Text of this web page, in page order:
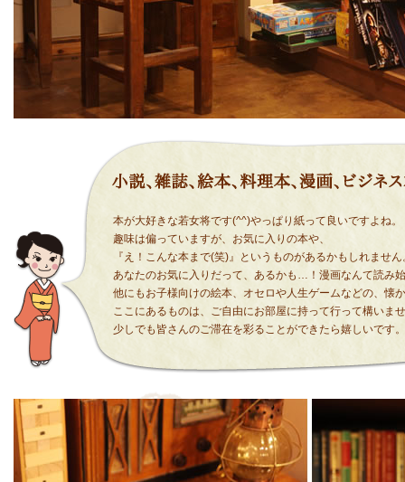
本が大好きな若女将です(^^)やっぱり紙って良いですよね。
趣味は偏っていますが、お気に入りの本や、
『え！こんな本まで(笑)』というものがあるかもしれません
あなたのお気に入りだって、あるかも…！漫画なんて読み
他にもお子様向けの絵本、オセロや人生ゲームなどの、懐
ここにあるものは、ご自由にお部屋に持って行って構いま
少しでも皆さんのご滞在を彩ることができたら嬉しいです。